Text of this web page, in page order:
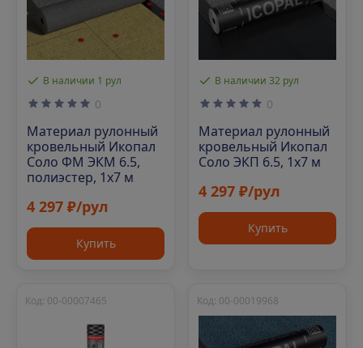
В наличии 1 рул
0
Материал рулонный
кровельный Икопал
Соло ФМ ЭКМ 6.5,
полиэстер, 1х7 м
4 297 ₽/рул
Купить
В наличии 32 рул
0
Материал рулонный
кровельный Икопал
Соло ЭКП 6.5, 1х7 м
4 297 ₽/рул
Купить
Код: 00-00007465 Код: 00-00019968